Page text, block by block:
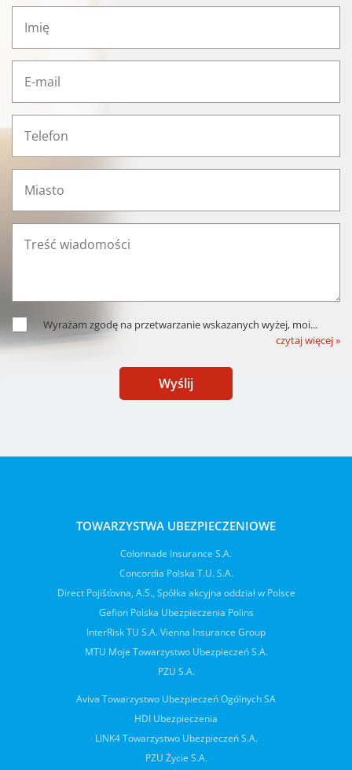
Wyrażam zgodę na przetwarzanie wskazanych wyżej, moi...
czytaj więcej »
Wyślij
TOWARZYSTWA UBEZPIECZENIOWE
Colonnade Insurance S.A.
Concordia Polska T.U. S.A.
Direct Pojišťovna, A.S., Spółka akcyjna oddział w Polsce
Gefion Polska Ubezpieczenia Polins
InterRisk TU S.A. Vienna Insurance Group
MTU Moje Towarzystwo Ubezpieczeń S.A.
PZU S.A.
Aviva Towarzystwo Ubezpieczeń Ogólnych SA
HDI Ubezpieczenia
LINK4 Towarzystwo Ubezpieczeń S.A.
PZU Życie S.A.